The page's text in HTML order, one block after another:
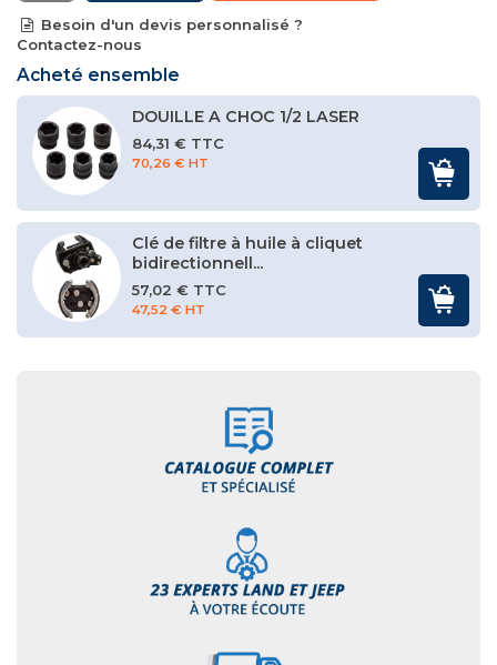
Besoin d'un devis personnalisé ?
Contactez-nous
Acheté ensemble
DOUILLE A CHOC 1/2 LASER
84,31 € TTC
70,26 € HT
Clé de filtre à huile à cliquet
bidirectionnell...
57,02 € TTC
47,52 € HT